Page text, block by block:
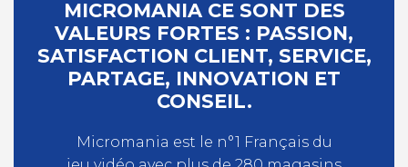
MICROMANIA CE SONT DES
VALEURS FORTES : PASSION,
SATISFACTION CLIENT, SERVICE,
PARTAGE, INNOVATION ET
CONSEIL.
Micromania est le n°1 Français du